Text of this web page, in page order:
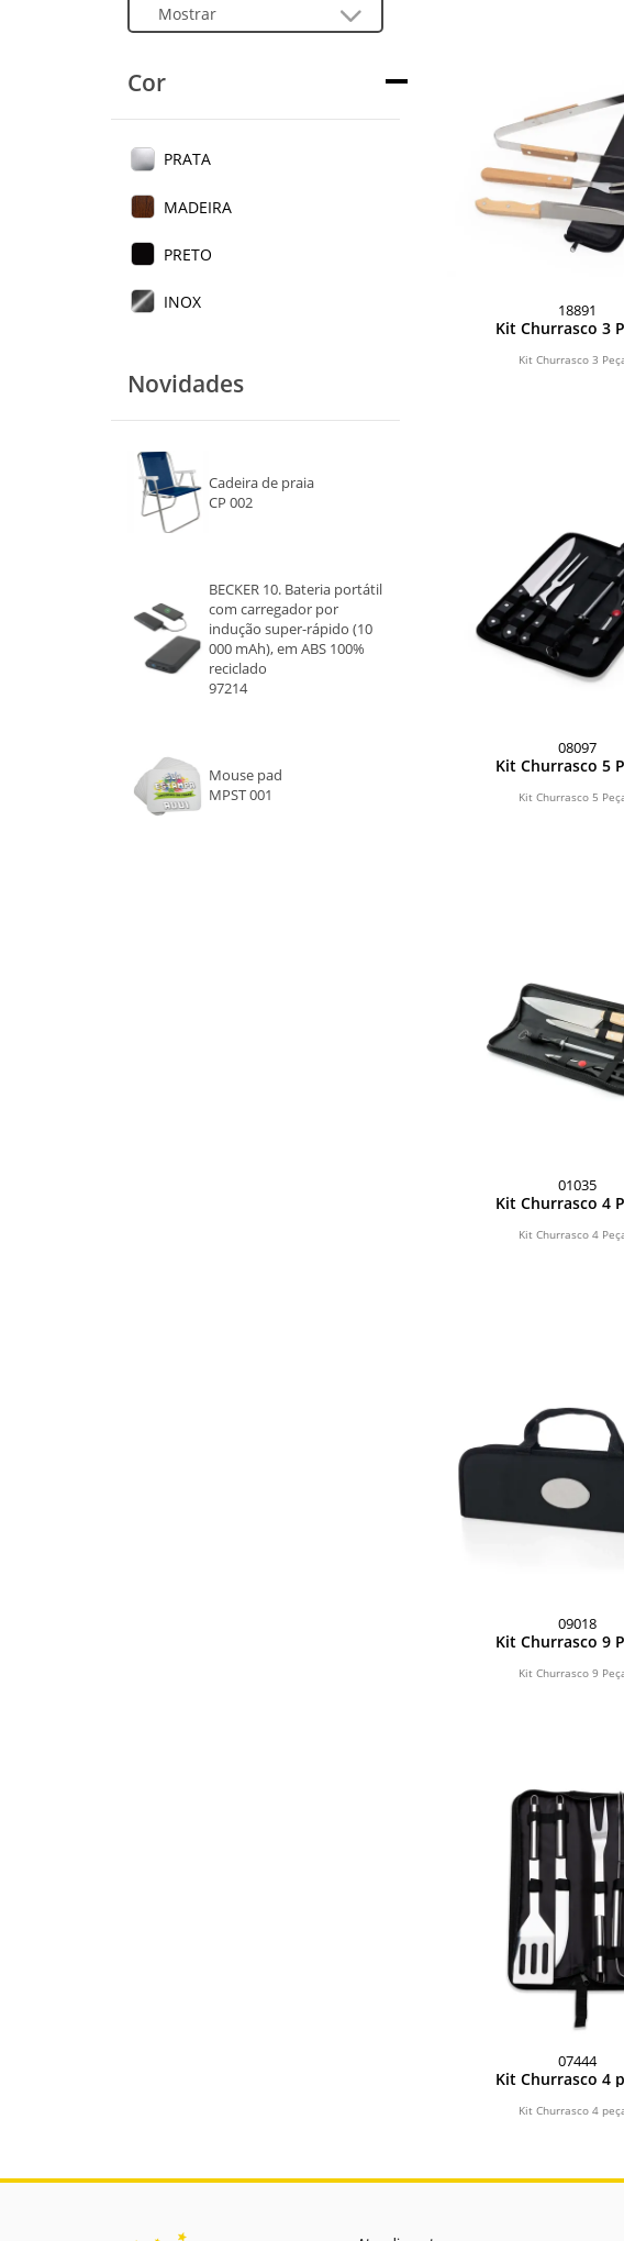
Cor
PRATA
MADEIRA
PRETO
INOX
Novidades
Cadeira de praia
CP 002
BECKER 10. Bateria portátil
com carregador por
indução super-rápido (10
000 mAh), em ABS 100%
reciclado
97214
Mouse pad
MPST 001
18891
Kit Churrasco 3
Kit Churrasco 3
08097
Kit Churrasco 5
Kit Churrasco 5
01035
Kit Churrasco 4
Kit Churrasco 4
09018
Kit Churrasco 9
Kit Churrasco 9
07444
Kit Churrasco 4
Kit Churrasco 4